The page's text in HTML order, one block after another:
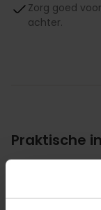
Zorg goed
achter.
Praktische